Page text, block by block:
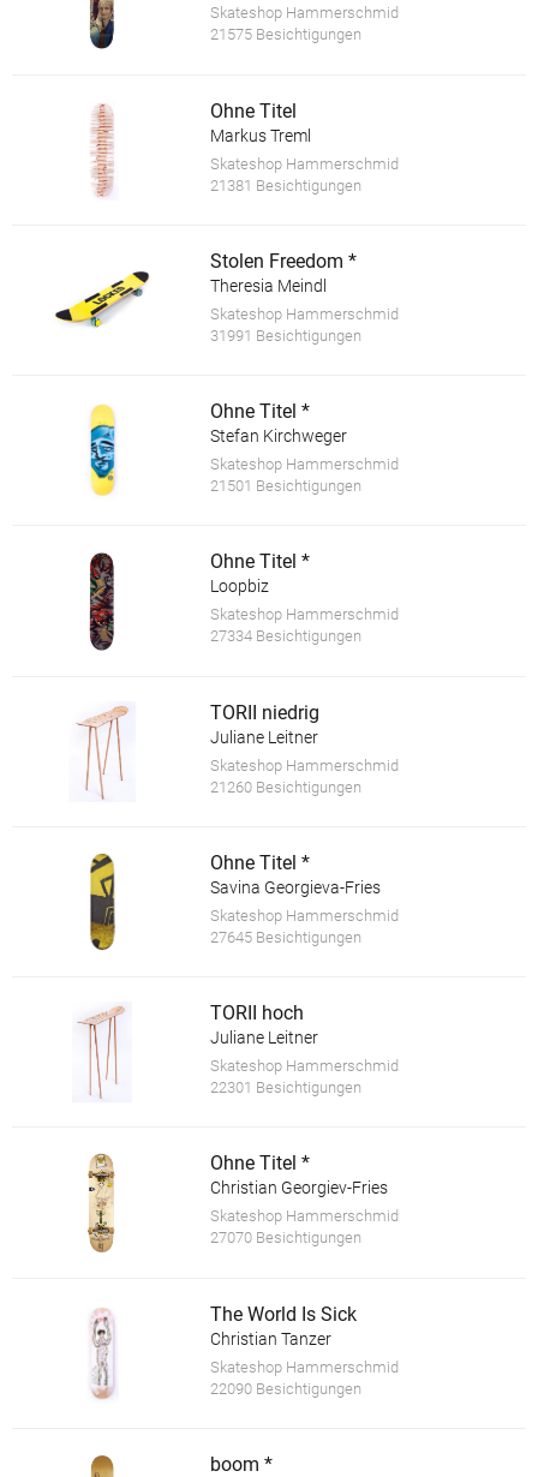
Skateshop Hammerschmid
21575 Besichtigungen
Ohne Titel
Markus Treml
Skateshop Hammerschmid
21381 Besichtigungen
Stolen Freedom *
Theresia Meindl
Skateshop Hammerschmid
31991 Besichtigungen
Ohne Titel *
Stefan Kirchweger
Skateshop Hammerschmid
21501 Besichtigungen
Ohne Titel *
Loopbiz
Skateshop Hammerschmid
27334 Besichtigungen
TORII niedrig
Juliane Leitner
Skateshop Hammerschmid
21260 Besichtigungen
Ohne Titel *
Savina Georgieva-Fries
Skateshop Hammerschmid
27645 Besichtigungen
TORII hoch
Juliane Leitner
Skateshop Hammerschmid
22301 Besichtigungen
Ohne Titel *
Christian Georgiev-Fries
Skateshop Hammerschmid
27070 Besichtigungen
The World Is Sick
Christian Tanzer
Skateshop Hammerschmid
22090 Besichtigungen
boom *